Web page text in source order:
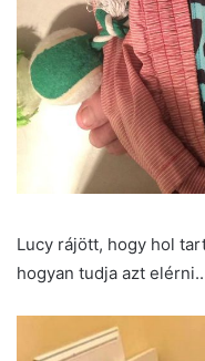
Lucy rájött, hogy hol
hogyan tudja azt elérni..